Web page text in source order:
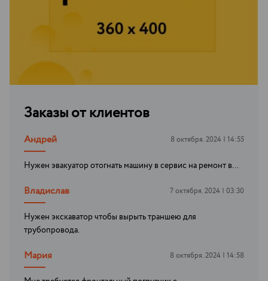
Заказы от клиентов
Андрей 8 октября. 2024 | 14:55
Нужен эвакуатор отогнать машину в сервис на ремонт в...
Владислав 7 октября. 2024 | 03:30
Нужен экскаватор чтобы вырыть траншею для
трубопровода.
Мария 8 октября. 2024 | 14:58